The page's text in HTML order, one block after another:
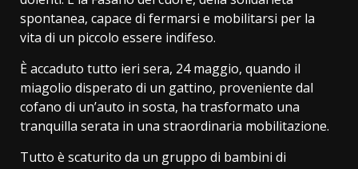
spontanea, capace di fermarsi e mobilitarsi per la
vita di un piccolo essere indifeso.
È accaduto tutto ieri sera, 24 maggio, quando il
miagolio disperato di un gattino, proveniente dal
cofano di un’auto in sosta, ha trasformato una
tranquilla serata in una straordinaria mobilitazione.
​Tutto è scaturito da un gruppo di bambini di